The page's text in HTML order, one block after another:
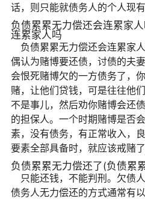
话，则只能就债务人的个人现有
负债累累无力偿还会连累家
连累家人吗
负债累累无力偿还会连累家
偶认为赌博要还债，讨债的夫
会恨死赌博欠的一方债务了，
赌，让他们贷钱，可是往往他
不是事儿，然后劝你赌博会还
的担保人。一个时期赌博是否
素，没有债务，有正常收入，
要素全部具备时，就应该戒赌
负债累累无力偿还了(负债累
只能还钱，不能判刑。欠债
债务人无力偿还的方式通常有